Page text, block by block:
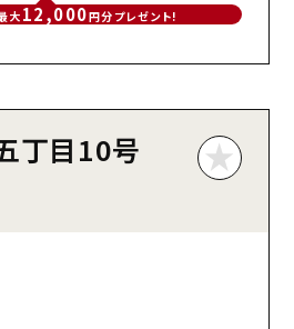
大 12,000円分プレゼント!
丁目10号